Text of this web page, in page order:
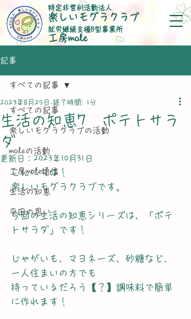
特定非営利活動法人
楽しいモグラクラブ
就労継続支援B型事業所
​工房mole
記事
すべての記事
楽しいモグラクラブの活動
moleの活動
工房mole通信
生活の知恵
平田の思い
すべての記事
生活の知恵7 ポテトサラ
ダ
2023年8月25日 読了時間: 1分
更新日： 2023年10月31日
こんにちは！
楽しいモグラクラブです。
今回の生活の知恵シリーズは、「ポテ
トサラダ」です！
じゃがいも、マヨネーズ、砂糖など、
一人住まいの方でも
持っているだろう【？】調味料で簡単
に作れます！